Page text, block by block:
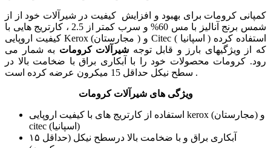
کمپانی کرومات برای بهبود و افزایش کیفیت در شیرآلات خود از از
شمس برنج آنالیز با مس 60% و سرب کمتر از 2.5 ، کارتریج هایی با
کیفیت اروپایی Kerox (مجارستان ) و Citec ( اسپانیا ) استفاده کرده
که از ویژگیهای بارز و قابل توجه شیرآلات کرومات به شمار می
رود. کرومات محصولات خود را با آبکاری براق با ضخامت بالا در
سطح نیکل حداقل 15 میکرون عرضه کرده است .
ویژگی های شیرآلات کرومات
استفاده از کارتریج های با کیفیت اروپایی kerox (مجارستان) و
citec (اسپانیا)
آبکاری براق و با ضخامت بالا درسطح نیکل (حداقل ۱۵